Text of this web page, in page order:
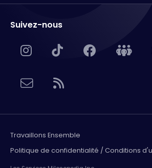
Suivez-nous
Travaillons Ensemble
Politique de confidentialité / Conditions